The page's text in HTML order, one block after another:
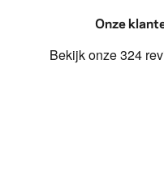
Onze